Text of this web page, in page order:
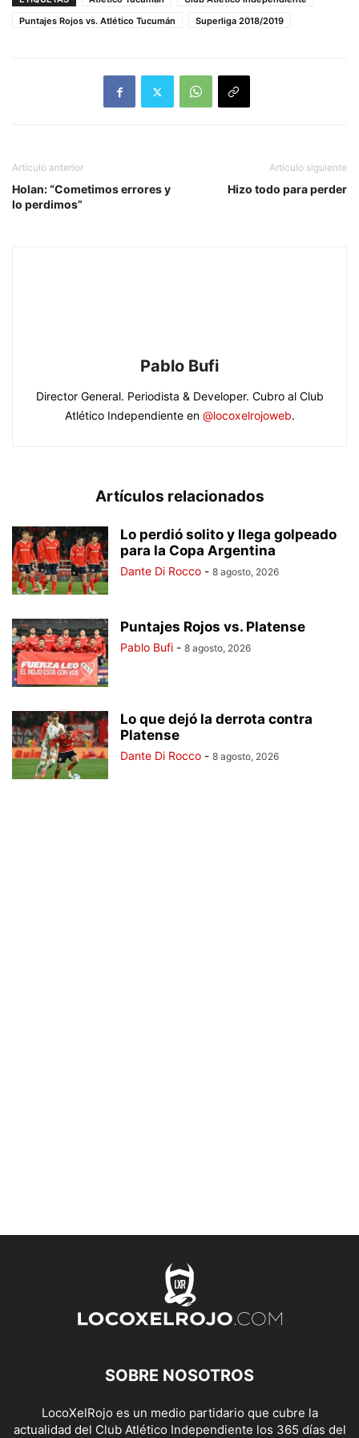
Puntajes Rojos vs. Atlético Tucumán
Superliga 2018/2019
Artículo anterior
Holan: “Cometimos errores y
lo perdimos”
Artículo siguiente
Hizo todo para perder
Pablo Bufi
Director General. Periodista & Developer. Cubro al Club
Atlético Independiente en @locoxelrojoweb.
Artículos relacionados
Lo perdió solito y llega golpeado
para la Copa Argentina
Dante Di Rocco - 8 agosto, 2026
Puntajes Rojos vs. Platense
Pablo Bufi - 8 agosto, 2026
Lo que dejó la derrota contra
Platense
Dante Di Rocco - 8 agosto, 2026
SOBRE NOSOTROS
LocoXelRojo es un medio partidario que cubre la
actualidad del Club Atlético Independiente los 365 días del